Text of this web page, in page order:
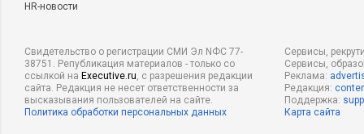
HR-новости
Свидетельство о регистрации СМИ Эл NФС 77-
38751. Републикация материалов - только со
ссылкой на Executive.ru, с разрешения редакции
сайта. Редакция не несет ответственности за
высказывания пользователей на сайте.
Политика обработки персональных данных
Сервисы,
Сервисы,
Реклама:
Редакция:
Поддержка:
Карта сайта